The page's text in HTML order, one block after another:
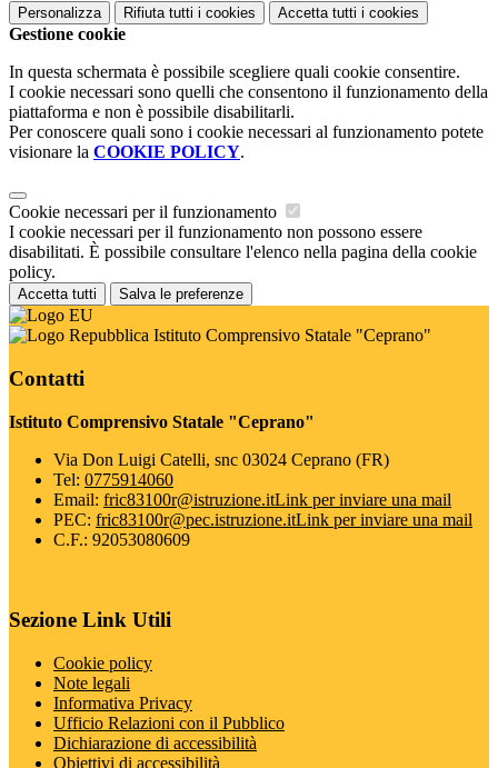
Personalizza Rifiuta tutti i cookies Accetta tutti i cookies
Gestione cookie
In questa schermata è possibile scegliere quali cookie consentire.
I cookie necessari sono quelli che consentono il funzionamento della
piattaforma e non è possibile disabilitarli.
Per conoscere quali sono i cookie necessari al funzionamento potete
visionare la COOKIE POLICY.
Cookie necessari per il funzionamento
I cookie necessari per il funzionamento non possono essere
disabilitati. È possibile consultare l'elenco nella pagina della cookie
policy.
Accetta tutti Salva le preferenze
Istituto Comprensivo Statale "Ceprano"
Contatti
Istituto Comprensivo Statale "Ceprano"
Via Don Luigi Catelli, snc 03024 Ceprano (FR)
Tel: 0775914060
Email: fric83100r@istruzione.itLink per inviare una mail
PEC: fric83100r@pec.istruzione.itLink per inviare una mail
C.F.: 92053080609
Sezione Link Utili
Cookie policy
Note legali
Informativa Privacy
Ufficio Relazioni con il Pubblico
Dichiarazione di accessibilità
Obiettivi di accessibilità